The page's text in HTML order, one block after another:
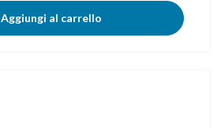
Aggiungi al carrello